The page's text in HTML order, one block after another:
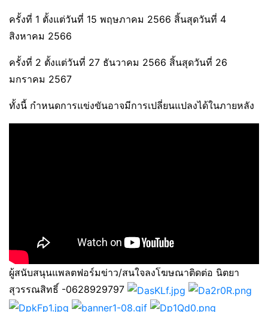
ครั้งที่ 1 ตั้งแต่วันที่ 15 พฤษภาคม 2566 สิ้นสุดวันที่ 4
สิงหาคม 2566
ครั้งที่ 2 ตั้งแต่วันที่ 27 ธันวาคม 2566 สิ้นสุดวันที่ 26
มกราคม 2567
ทั้งนี้ กำหนดการแข่งขันอาจมีการเปลี่ยนแปลงได้ในภายหลัง
ผู้สนับสนุนแพลตฟอร์มข่าว/สนใจลงโฆษณาติดต่อ นิตยา
สุวรรณสิทธิ์ -0628929797